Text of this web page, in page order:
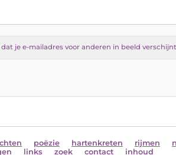
je e-mailadres voor anderen in beeld verschijnt
poëzie hartenkreten rijmen
links zoek contact inhoud